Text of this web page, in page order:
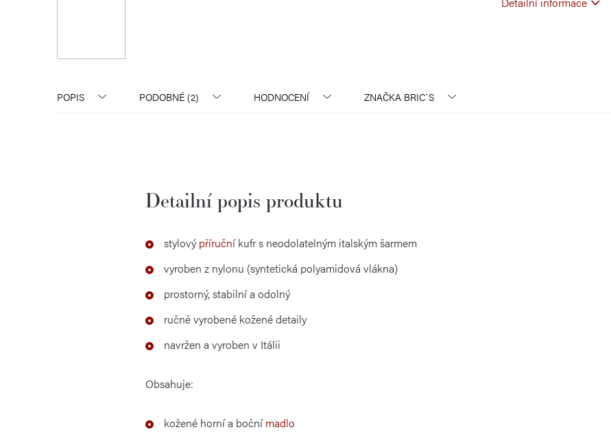
POPIS PODOBNÉ (2) HODNOCENÍ ZNAČKA BRIC`S
Detailní popis produktu
stylový příručníkufr s neodolatelným italským šarmem
vyroben z nylonu (syntetická polyamidová vlákna)
prostorný, stabilní a odolný
ručně vyrobené kožené detaily
navržen a vyroben v Itálii
Obsahuje:
kožené horní a bočnímadlo